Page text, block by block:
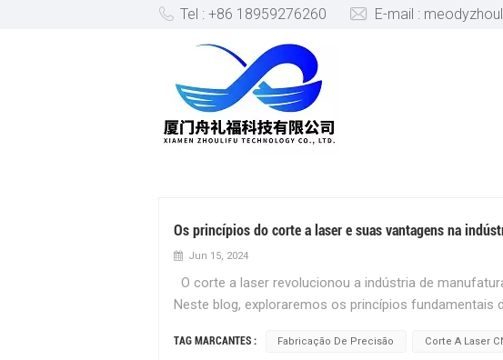
Tel : +86 18959276260 E-mail :
CORTE A LASER CNC
Os princípios do corte a laser e suas vantagens na
Jun 15, 2024
O corte a laser revolucionou a indústria de
Neste blog, exploraremos os princípios
a laser é uma tecnologia que usa um feixe de luz
TAG MARCANTES : Fabricação De Precisão Corte A Laser